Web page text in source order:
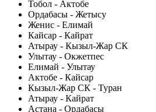
Тобол - Актобе
Ордабасы - Жетысу
Женис - Елимай
Кайсар - Кайрат
Атырау - Кызыл-Жар СК
Улытау - Окжетпес
Елимай - Улытау
Актобе - Кайсар
Кызыл-Жар СК - Туран
Атырау - Кайрат
Астана - Ордабасы